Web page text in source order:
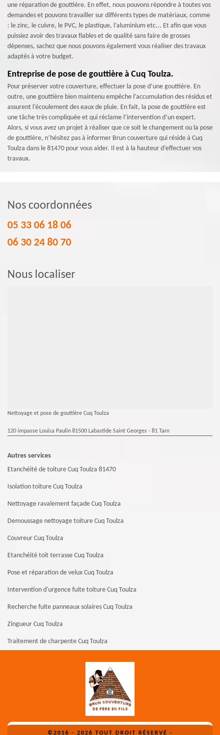
une réparation de gouttière. En effet, nous pouvons répondre à toutes vos
demandes et pouvons travailler sur différents types de matériaux, comme
: le zinc, le cuivre, le PVC, le plastique, l’aluminium etc... Et afin que vous
puissiez avoir des travaux fiables et de qualité sans faire de grosses
dépenses, sachez que nous pouvons également vous réaliser des travaux
adaptés à votre budget.
Entreprise de pose de gouttière à Cuq Toulza.
Pour préserver votre couverture, effectuer la pose d’une gouttière. En
outre, une gouttière bien maintenu empêche l’accumulation des résidus et
assurent l’écoulement des eaux de pluie. En fait, la pose de gouttière est
une tâche très compliquée et qui réclame l’intervention d’un expert.
Alors, si vous avez un projet à réaliser que ce soit le changement ou la pose
de gouttière, n’hésitez pas à informer Brun couverture qui réside à Cuq
Toulza dans le 81470 pour vous aider. Il est à la hauteur d’effectuer vos
travaux.
Nos coordonnées
05 33 06 18 06
06 30 24 80 70
Nous localiser
Nettoyage et pose de gouttière Cuq Toulza
120 impasse Louisa Paulin 81500 Labastide Saint Georges - 81 Tarn
Autres services
Etanchéité de toiture Cuq Toulza 81470
Isolation toiture Cuq Toulza
Nettoyage ravalement façade Cuq Toulza
Demoussage nettoyage toiture Cuq Toulza
Couvreur Cuq Toulza
Etanchéité toit terrasse Cuq Toulza
Pose et réparation de velux Cuq Toulza
Intervention d'urgence fuite toiture Cuq Toulza
Recherche fuite panneaux solaires Cuq Toulza
Zingueur Cuq Toulza
Traitement de charpente Cuq Toulza
©2016 - 2026 TOUT DROIT RÉSERVÉ -